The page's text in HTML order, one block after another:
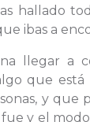
hallado
ibas a
llegar a
que
y
y el